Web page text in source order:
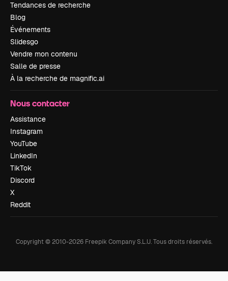
Tendances de recherche
Blog
Événements
Slidesgo
Vendre mon contenu
Salle de presse
À la recherche de magnific.ai
Nous contacter
Assistance
Instagram
YouTube
LinkedIn
TikTok
Discord
X
Reddit
Copyright © 2010-2026 Freepik Company S.L.U.Tous droits réservés.